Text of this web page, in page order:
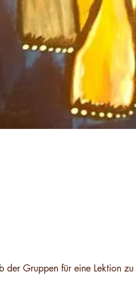
der Gruppen für eine Lektion zu